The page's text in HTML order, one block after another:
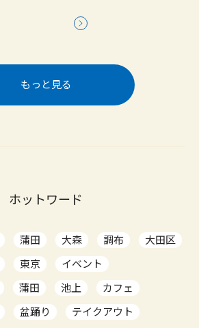
もっと見る
ホットワード
蒲田 大森 調布
大田区
東京
イベント
蒲田 池上
カフェ
盆踊り
テイクアウト